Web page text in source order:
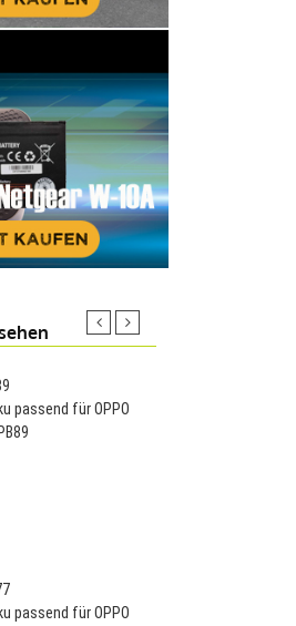
passend für OPPO
passend für OPPO